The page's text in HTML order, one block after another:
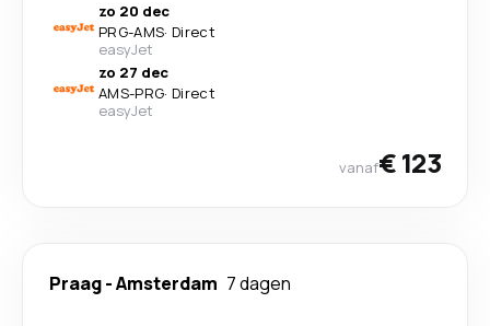
zo 20 dec
PRG-AMS· Direct
easyJet
zo 27 dec
AMS-PRG· Direct
easyJet
vanaf€ 123
Praag-Amsterdam 7 dagen